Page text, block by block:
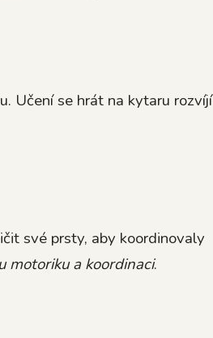
Učení se hrát na kytaru rozvíjí
své prsty, aby koordinovaly
motoriku a koordinaci.